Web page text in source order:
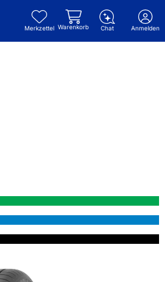
Merkzettel Warenkorb Chat Anmelden